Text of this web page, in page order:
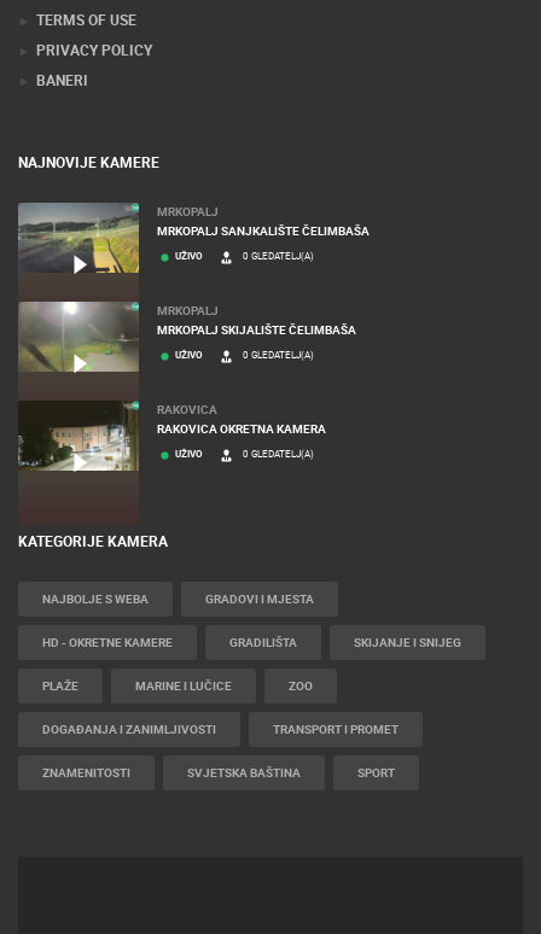
TERMS OF USE
PRIVACY POLICY
BANERI
NAJNOVIJE KAMERE
MRKOPALJ
MRKOPALJ SANJKALIŠTE ČELIMBAŠA
UŽIVO 0 GLEDATELJ(A)
MRKOPALJ
MRKOPALJ SKIJALIŠTE ČELIMBAŠA
UŽIVO 0 GLEDATELJ(A)
RAKOVICA
RAKOVICA OKRETNA KAMERA
UŽIVO 0 GLEDATELJ(A)
KATEGORIJE KAMERA
NAJBOLJE S WEBA GRADOVI I MJESTA
HD - OKRETNE KAMERE GRADILIŠTA SKIJANJE I SNIJEG
PLAŽE MARINE I LUČICE ZOO
DOGAĐANJA I ZANIMLJIVOSTI TRANSPORT I PROMET
ZNAMENITOSTI SVJETSKA BAŠTINA SPORT